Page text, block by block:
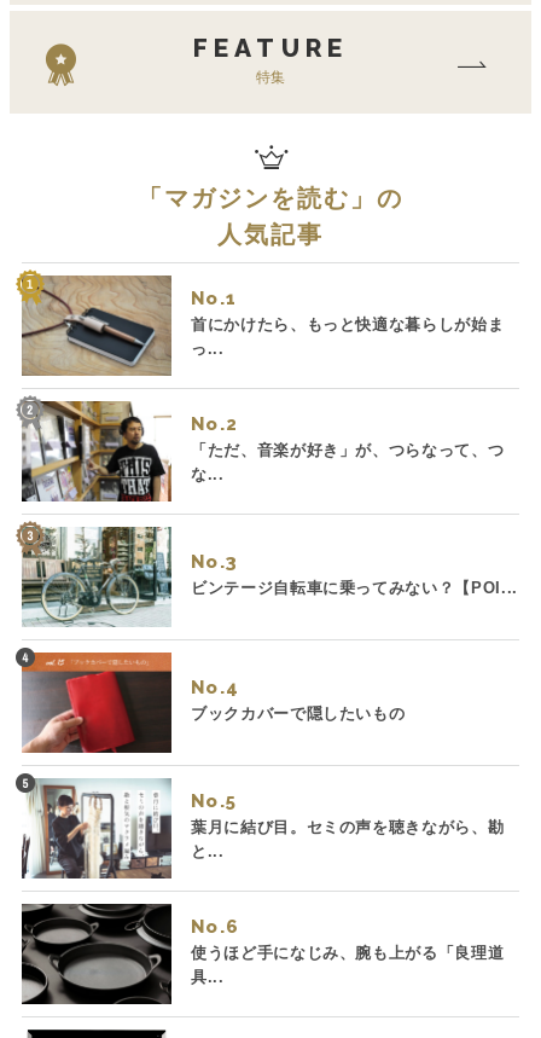
FEATURE
特集
「 マガジンを読む 」の
人気記事
No.
首にかけたら、もっと快適な暮らしが始ま
っ...
No.
「ただ、音楽が好き」が、つらなって、つ
な...
No.
ビンテージ自転車に乗ってみない？【POI...
No.
ブックカバーで隠したいもの
No.
葉月に結び目。セミの声を聴きながら、勘
と...
No.
使うほど手になじみ、腕も上がる「良理道
具...